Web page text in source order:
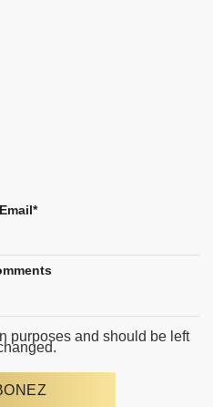
Email*
purposes and should be left